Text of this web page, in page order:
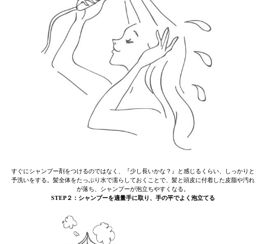
すぐにシャンプー剤をつけるのではなく、『少し長いかな？』と感じるくらい、しっかりと
予洗いをする。髪全体をたっぷり水で濡らしておくことで、髪と頭皮に付着した皮脂や汚れ
が落ち、シャンプーが泡立ちやすくなる。
STEP２：シャンプーを適量手に取り、手の平でよく泡立てる